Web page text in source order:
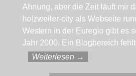
Ahnung, aber die Zeit läuft mir
holzweiler-city als Webseite
Western in der Euregio gibt es
Jahr 2000. Ein Blogbereich
Weiterlesen →